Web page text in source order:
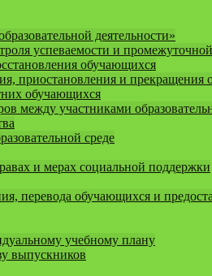
деятельности»
успеваемости и
обучающихся
приостановления и
обучающихся
между участниками
среде
и мерах социальной поддержки
перевода обучающихся и
учебному плану
выпускников